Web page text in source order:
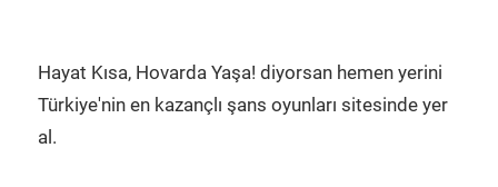
Hayat Kısa, Hovarda Yaşa! diyorsan hemen yerini
Türkiye'nin en kazançlı şans oyunları sitesinde yer
al.